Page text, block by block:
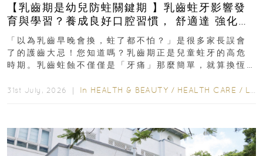
【乳齒期是幼兒防蛀關鍵期 】乳齒蛀牙影響發
育與學習？養成良好口腔習慣， 舒適達 強化琺
瑯質 兒童牙膏防護指南
「以為乳齒早晚會換，蛀了都不怕？」是很多家長誤會
了的護齒大忌！您知道嗎？乳齒期正是兒童蛀牙的高危
時期。乳齒蛀蝕不僅僅是「牙痛」那麼簡單，就算換恆
31st July, 2026 ｜ In HEALTH & BEAUTY / HEALTH CARE / LIFESTYLE